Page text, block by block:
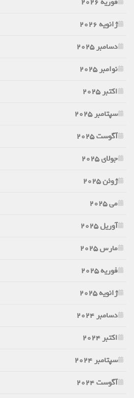
ژانویه 2026
دسامبر 2025
نوامبر 2025
اکتبر 2025
سپتامبر 2025
آگوست 2025
جولای 2025
ژوئن 2025
می 2025
آوریل 2025
مارس 2025
فوریه 2025
ژانویه 2025
دسامبر 2024
اکتبر 2024
سپتامبر 2024
آگوست 2024